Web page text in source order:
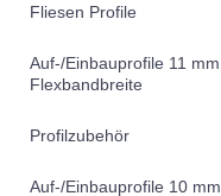
Fliesen Profile
Auf-/Einbauprofile 11 mm
Flexbandbreite
Profilzubehör
Auf-/Einbauprofile 10 mm